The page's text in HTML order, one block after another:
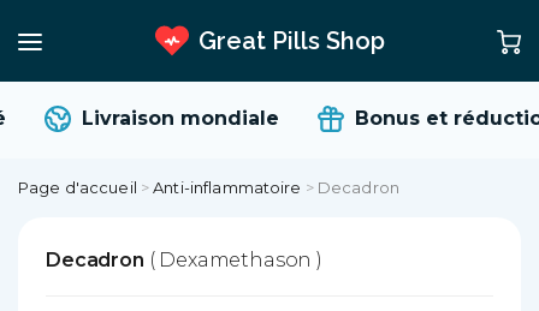
Great Pills Shop
Livraison mondiale Bonus et
Page d'accueil >Anti-inflammatoire > Decadron
Decadron ( Dexamethason )